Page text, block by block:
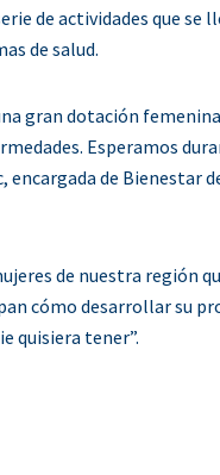
de actividades que se
de salud.
gran dotación femenina
Esperamos
encargada de Bienestar
de nuestra región
cómo desarrollar su
quisiera tener”.